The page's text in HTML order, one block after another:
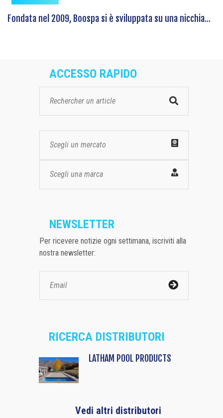
Fondata nel 2009, Boospa si è sviluppata su una nicchia...
ACCESSO RAPIDO
Scegli un mercato
Scegli una marca
NEWSLETTER
Per ricevere notizie ogni settimana, iscriviti alla
nostra newsletter:
RICERCA DISTRIBUTORI
LATHAM POOL PRODUCTS
Vedi altri distributori